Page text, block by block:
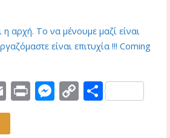
αρχή. Το να μένουμε μαζί είναι
είναι επιτυχία !!! Coming
E
m
ai
PrM C S